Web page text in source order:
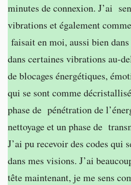
minutes de connexion. J’ai
vibrations et également
faisait en moi, aussi bien
dans certaines vibrations au-
de blocages énergétiques,
qui se sont comme
phase de pénétration de
nettoyage et un phase de
J’ai pu recevoir des codes qui
dans mes visions. J’ai
tête maintenant, je me sens